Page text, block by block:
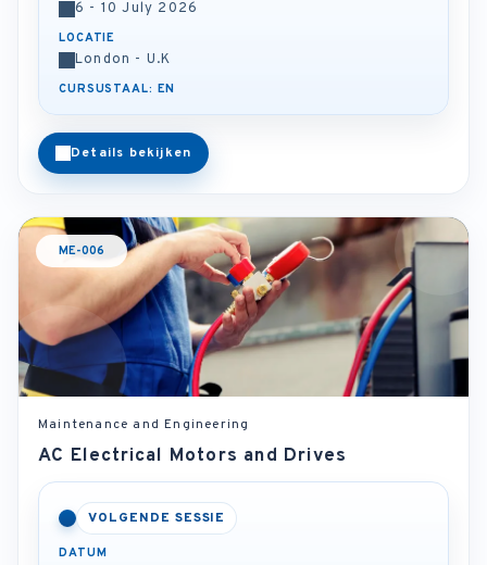
6 - 10 July 2026
LOCATIE
London - U.K
CURSUSTAAL: EN
Details bekijken
ME-006
Maintenance and Engineering
AC Electrical Motors and Drives
VOLGENDE SESSIE
DATUM